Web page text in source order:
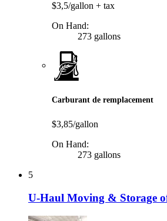
$3,5/gallon + tax
On Hand:
273 gallons
Carburant de remplacement
$3,85/gallon
On Hand:
273 gallons
5
U-Haul Moving & Storage